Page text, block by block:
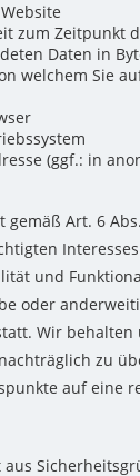
zum Zeitpunkt
Daten in
welchem Sie
(ggf.: in
Art. 6
und
oder
Wir behalten
zu
auf eine
aus